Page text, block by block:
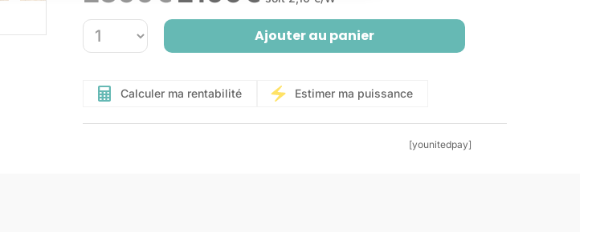
initial
2300€.
actuel
est :
2100€.
Ajouter au panier
Calculer ma rentabilité Estimer ma puissance
[younitedpay]